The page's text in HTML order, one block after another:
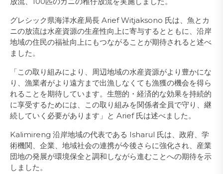
グレシック県海洋水産局長 Arief Witjaksono 氏は、魚とカ
ニの放流は水産資源の生産性向上に寄与するとともに、沿岸
地域の住民の福祉向上にもつながることが期待されると述べ
ました。
「この取り組みにより、周辺地域の水産資源がより豊かにな
り、漁業者がより遠方まで出漁しなくても漁獲の機会を得ら
れることを期待しています。生態的・経済的な効果を持続的
に享受するためには、この取り組みを関係者全員で守り、継
続していく必要があります」と Arief 氏は述べました。
Kalimireng 沿岸地域の代表である Isharul 氏は、政府、学
術機関、企業、地域社会の連携が今後さらに強化され、産業
団地の発展が環境保全と調和しながら進むことへの期待を示
しました。